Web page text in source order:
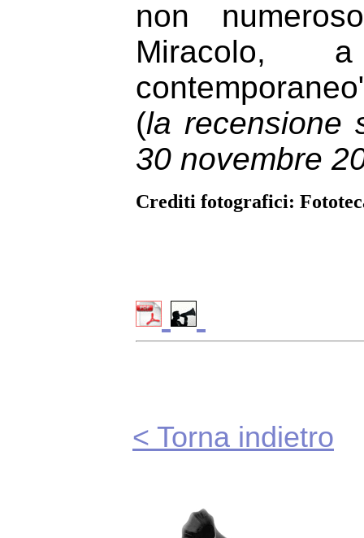
non
Miracolo,
(la recensione
30 novembre
Crediti fotografici:
< Torna indietro